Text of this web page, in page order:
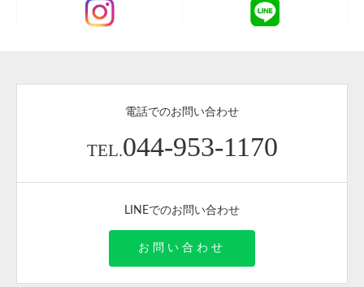
電話でのお問い合わせ
TEL.044-953-1170
LINEでのお問い合わせ
お問い合わせ